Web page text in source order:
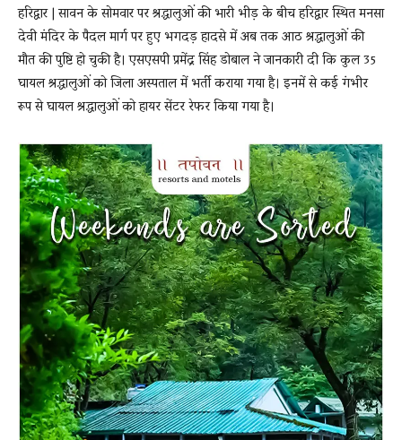
हरिद्वार | सावन के सोमवार पर श्रद्धालुओं की भारी भीड़ के बीच हरिद्वार स्थित मनसा
देवी मंदिर के पैदल मार्ग पर हुए भगदड़ हादसे में अब तक आठ श्रद्धालुओं की
मौत की पुष्टि हो चुकी है। एसएसपी प्रमेंद्र सिंह डोबाल ने जानकारी दी कि कुल 35
घायल श्रद्धालुओं को जिला अस्पताल में भर्ती कराया गया है। इनमें से कई गंभीर
रूप से घायल श्रद्धालुओं को हायर सेंटर रेफर किया गया है।